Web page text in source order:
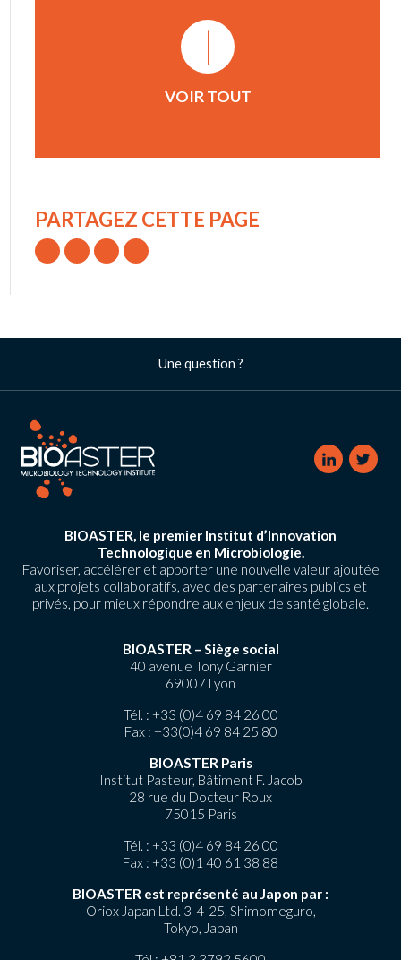
+
VOIR TOUT
PARTAGEZ CETTE PAGE
Une question ?
BIOASTER, le premier Institut d’Innovation
Technologique en Microbiologie.
Favoriser, accélérer et apporter une nouvelle valeur ajoutée
aux projets collaboratifs, avec des partenaires publics et
privés, pour mieux répondre aux enjeux de santé globale.
BIOASTER – Siège social
40 avenue Tony Garnier
69007 Lyon
Tél. : +33 (0)4 69 84 26 00
Fax : +33(0)4 69 84 25 80
BIOASTER Paris
Institut Pasteur, Bâtiment F. Jacob
28 rue du Docteur Roux
75015 Paris
Tél. : +33 (0)4 69 84 26 00
Fax : +33 (0)1 40 61 38 88
BIOASTER est représenté au Japon par :
Oriox Japan Ltd. 3-4-25, Shimomeguro,
Tokyo, Japan